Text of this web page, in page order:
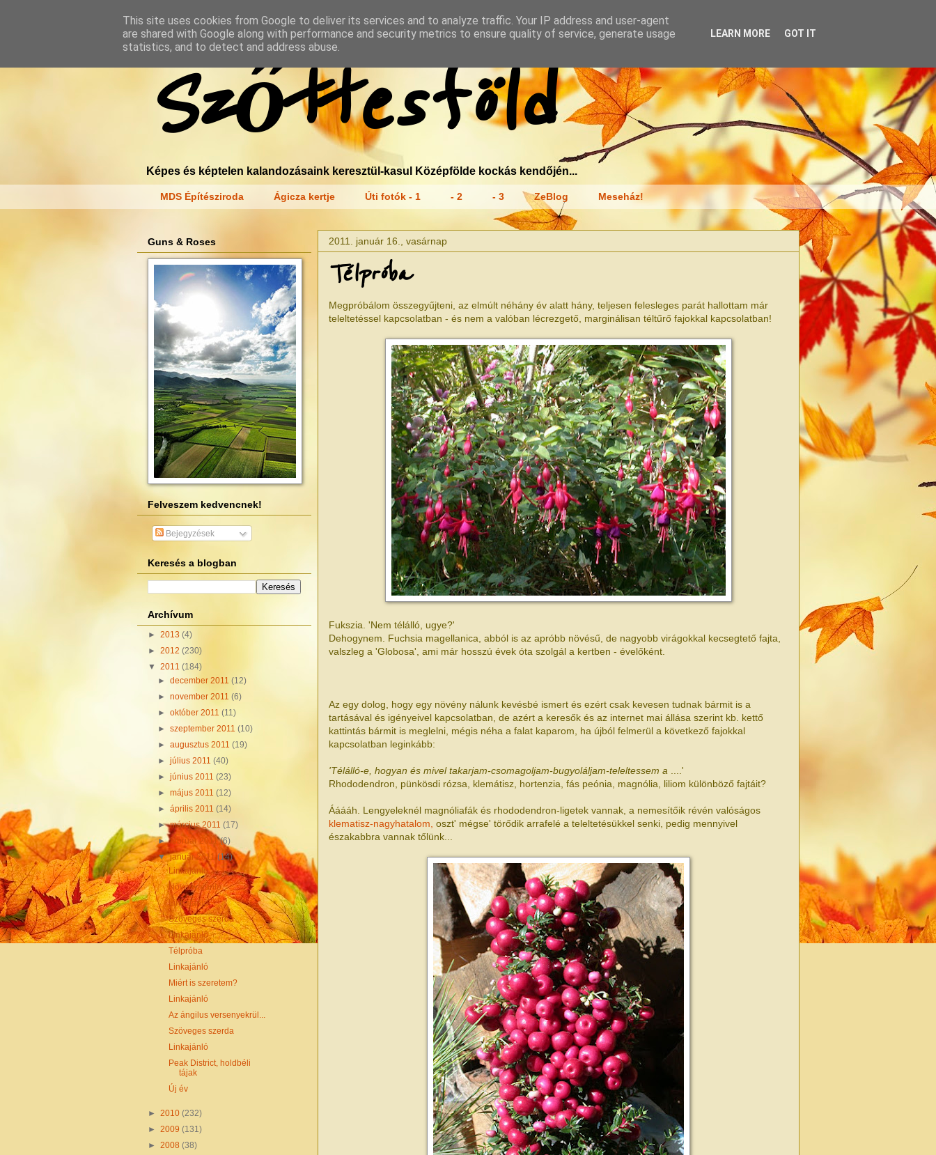
Szőttesföld
Képes és képtelen kalandozásaink keresztül-kasul Középfölde kockás kendőjén...
MDS Építésziroda Ágicza kertje Úti fotók - 1 - 2 - 3 ZeBlog Meseház!
2011. január 16., vasárnap
Télpróba
Megpróbálom összegyűjteni, az elmúlt néhány év alatt hány, teljesen felesleges parát hallottam már
teleltetéssel kapcsolatban - és nem a valóban lécrezgető, marginálisan téltűrő fajokkal kapcsolatban!
Fukszia. 'Nem télálló, ugye?'
Dehogynem. Fuchsia magellanica, abból is az apróbb növésű, de nagyobb virágokkal kecsegtető fajta,
valszleg a 'Globosa', ami már hosszú évek óta szolgál a kertben - évelőként.
Az egy dolog, hogy egy növény nálunk kevésbé ismert és ezért csak kevesen tudnak bármit is a
tartásával és igényeivel kapcsolatban, de azért a keresők és az internet mai állása szerint kb. kettő
kattintás bármit is meglelni, mégis néha a falat kaparom, ha újból felmerül a következő fajokkal
kapcsolatban leginkább:
'Télálló-e, hogyan és mivel takarjam-csomagoljam-bugyoláljam-teleltessem a ....'
Rhododendron, pünkösdi rózsa, klemátisz, hortenzia, fás peónia, magnólia, liliom különböző fajtáit?
Ááááh. Lengyeleknél magnóliafák és rhododendron-ligetek vannak, a nemesítőik révén valóságos
klematisz-nagyhatalom, oszt' mégse' törődik arrafelé a teleltetésükkel senki, pedig mennyivel
északabbra vannak tőlünk...
Guns & Roses
Felveszem kedvencnek!
Bejegyzések
Keresés a blogban
Archívum
► 2013 (4)
► 2012 (230)
▼ 2011 (184)
►december 2011(12)
►november 2011(6)
►október 2011(11)
►szeptember 2011(10)
►augusztus 2011(19)
►július 2011(40)
►június 2011(23)
►május 2011(12)
►április 2011(14)
►március 2011(17)
►február 2011(6)
▼január 2011(14)
Linkajánló
Növényajánló
Linkajánló
Szöveges szerda
Linkajánló
Télpróba
Linkajánló
Miért is szeretem?
Linkajánló
Az ángilus versenyekrül...
Szöveges szerda
Linkajánló
Peak District, holdbéli
tájak
Új év
► 2010 (232)
► 2009 (131)
► 2008 (38)
This site uses cookies from Google to deliver its services and to analyze traffic. Your IP address and user-agent
are shared with Google along with performance and security metrics to ensure quality of service, generate usage
statistics, and to detect and address abuse.
LEARN MORE GOT IT